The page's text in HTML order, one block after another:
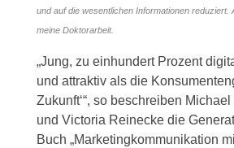
und auf die wesentlichen Informationen reduziert.
meine Doktorarbeit.
„Jung, zu einhundert Prozent
und attraktiv als die
Zukunft‘“, so beschreiben
und Victoria Reinecke die
Buch „Marketingkommunikation